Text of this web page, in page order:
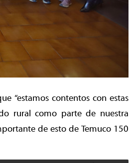
“estamos contentos con estas
rural como parte de nuestra
de esto de Temuco 150